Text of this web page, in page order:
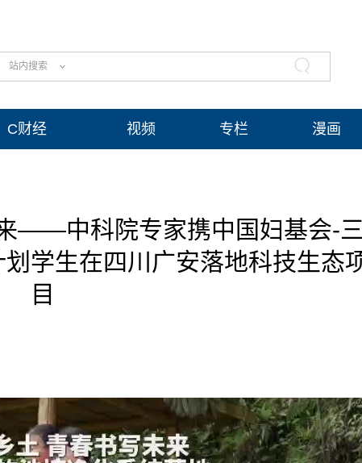
站内搜索
C财经 视频 专栏 漫画
——中科院专家携中国妇基会-
学生在四川广安落地科技生态
目